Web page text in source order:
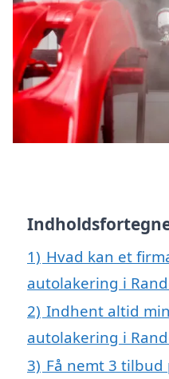
1) Hvad kan et
autolakering i
2) Indhent altid
autolakering i
3) Få nemt 3